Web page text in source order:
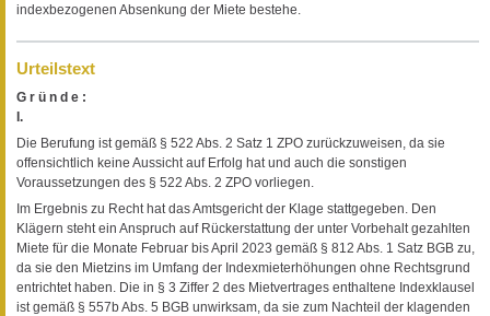
indexbezogenen Absenkung der Miete bestehe.
Urteilstext
G r ü n d e :
I.
Die Berufung ist gemäß § 522 Abs. 2 Satz 1 ZPO zurückzuweisen, da sie
offensichtlich keine Aussicht auf Erfolg hat und auch die sonstigen
Voraussetzungen des § 522 Abs. 2 ZPO vorliegen.
Im Ergebnis zu Recht hat das Amtsgericht der Klage stattgegeben. Den
Klägern steht ein Anspruch auf Rückerstattung der unter Vorbehalt gezahlten
Miete für die Monate Februar bis April 2023 gemäß § 812 Abs. 1 Satz BGB zu,
da sie den Mietzins im Umfang der Indexmieterhöhungen ohne Rechtsgrund
entrichtet haben. Die in § 3 Ziffer 2 des Mietvertrages enthaltene Indexklausel
ist gemäß § 557b Abs. 5 BGB unwirksam, da sie zum Nachteil der klagenden